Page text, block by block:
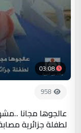
03:08
958
عالجوها مجانا
لطفلة جزائرية